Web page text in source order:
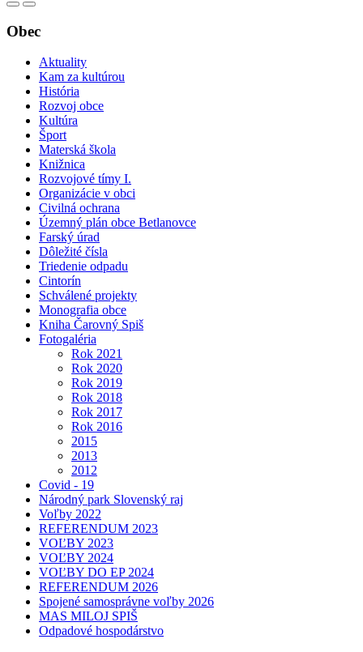
Obec
Aktuality
Kam za kultúrou
História
Rozvoj obce
Kultúra
Šport
Materská škola
Knižnica
Rozvojové tímy I.
Organizácie v obci
Civilná ochrana
Územný plán obce Betlanovce
Farský úrad
Dôležité čísla
Triedenie odpadu
Cintorín
Schválené projekty
Monografia obce
Kniha Čarovný Spiš
Fotogaléria
Rok 2021
Rok 2020
Rok 2019
Rok 2018
Rok 2017
Rok 2016
2015
2013
2012
Covid - 19
Národný park Slovenský raj
Voľby 2022
REFERENDUM 2023
VOĽBY 2023
VOĽBY 2024
VOĽBY DO EP 2024
REFERENDUM 2026
Spojené samosprávne voľby 2026
MAS MILOJ SPIŠ
Odpadové hospodárstvo